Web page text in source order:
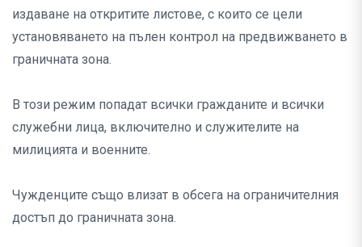
издаване на откритите листове, с които се цели
установяването на пълен контрол на предвижването в
граничната зона.
В този режим попадат всички гражданите и всички
служебни лица, включително и служителите на
милицията и военните.
Чужденците също влизат в обсега на ограничителния
достъп до граничната зона.